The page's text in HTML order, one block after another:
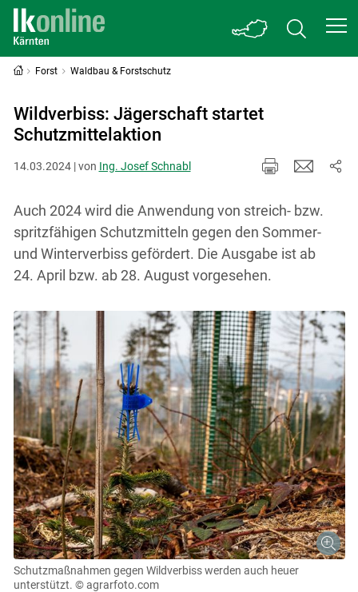
Forst Waldbau & Forstschutz
Wildverbiss: Jägerschaft startet
Schutzmittelaktion
14.03.2024 | von Ing. Josef Schnabl
Auch 2024 wird die Anwendung von streich- bzw.
spritzfähigen Schutzmitteln gegen den Sommer-
und Winterverbiss gefördert. Die Ausgabe ist ab
24. April bzw. ab 28. August vorgesehen.
Schutzmaßnahmen gegen Wildverbiss werden auch heuer
unterstützt. © agrarfoto.com